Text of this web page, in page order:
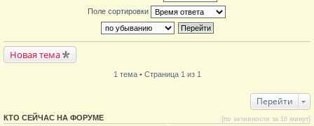
Поле сортировки
Новая тема
1 тема • Страница 1 из 1
Перейти
КТО СЕЙЧАС НА ФОРУМЕ (по активности за 10 минут)